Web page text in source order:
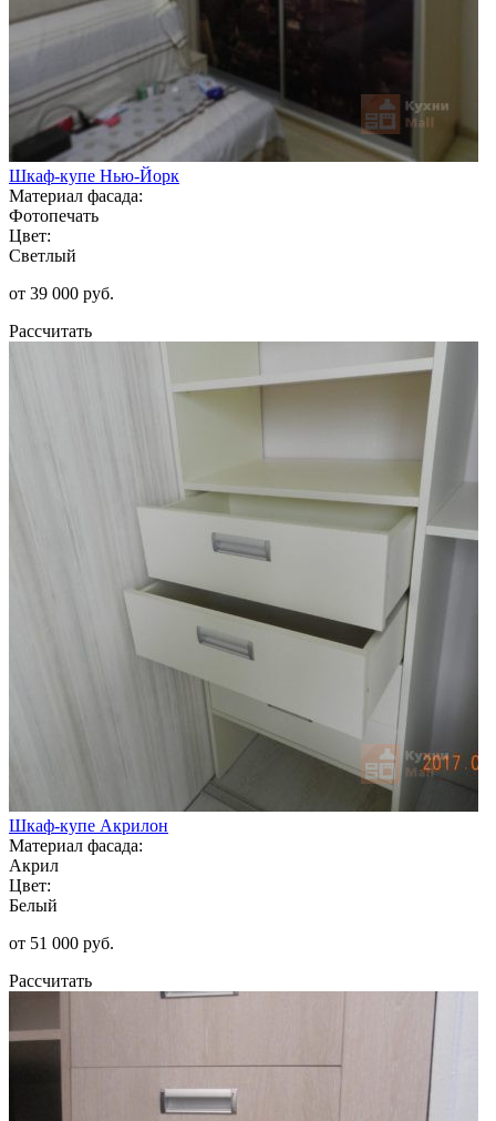
Шкаф-купе Нью-Йорк
Материал фасада:
Фотопечать
Цвет:
Светлый
от 39 000 руб.
Рассчитать
Шкаф-купе Акрилон
Материал фасада:
Акрил
Цвет:
Белый
от 51 000 руб.
Рассчитать